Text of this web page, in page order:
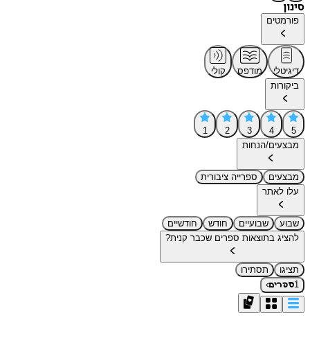
סינון
פורמטים
דיגיטלי מודפס
קולי
ביקורות
5
4
3
2
1
מבצעים/הנחות
מבצעים
ספרייה ציבורית
עלו לאתר
שבוע שבועיים חודש
חודשיים
להציג בתוצאות ספרים שכבר קנית?
תציגו
תסתירו
1ספרים›